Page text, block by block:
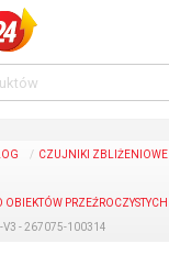
CZUJNIKI ZBLIŻENIOWE
PRZEŹROCZYSTYCH
V3 - 267075-100314